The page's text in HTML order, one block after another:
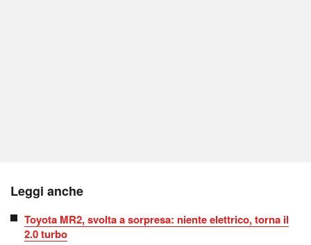
Leggi anche
Toyota MR2, svolta a sorpresa: niente elettrico, torna il
2.0 turbo